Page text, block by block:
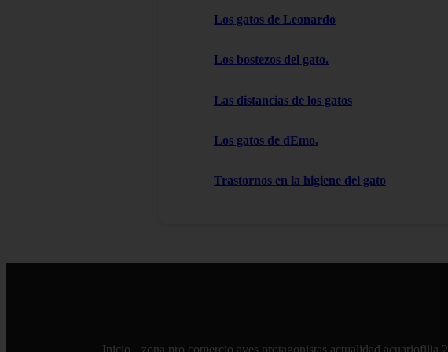
Los gatos de Leonardo
Los bostezos del gato.
Las distancias de los gatos
Los gatos de dEmo.
Trastornos en la higiene del gato
Inicio zona pro comercio aves protagonistas actualidad acuariofilia 2